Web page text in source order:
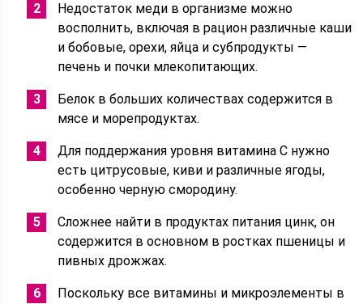
Недостаток меди в организме можно
восполнить, включая в рацион различные каши
и бобовые, орехи, яйца и субпродукты —
печень и почки млекопитающих.
Белок в больших количествах содержится в
мясе и морепродуктах.
Для поддержания уровня витамина С нужно
есть цитрусовые, киви и различные ягоды,
особенно черную смородину.
Сложнее найти в продуктах питания цинк, он
содержится в основном в ростках пшеницы и
пивных дрожжах.
Поскольку все витамины и микроэлементы в